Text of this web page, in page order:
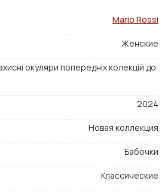
Mario Rossi
Женские
окуляри попередніх колекцій до
2024
Новая коллекция
Бабочки
Классические